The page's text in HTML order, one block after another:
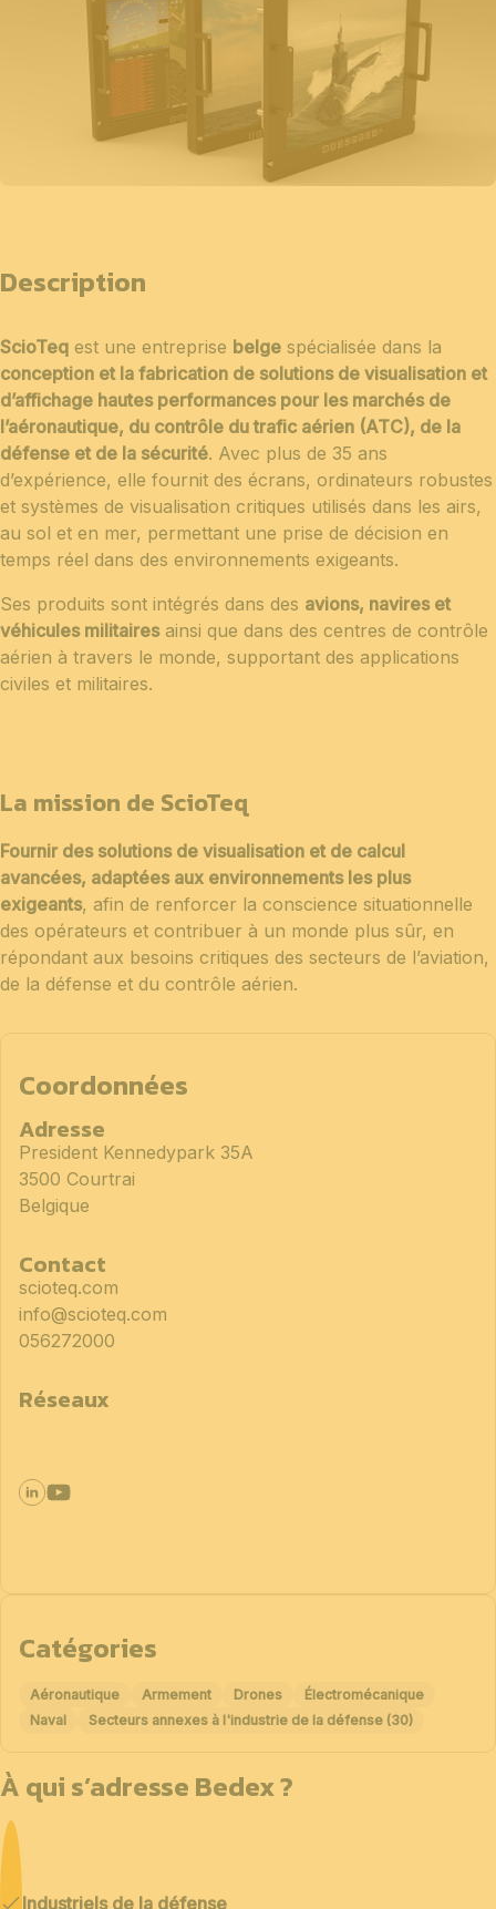
Description
ScioTeq est une entreprise belge spécialisée dans la
conception et la fabrication de solutions de visualisation et
d’affichage hautes performances pour les marchés de
l’aéronautique, du contrôle du trafic aérien (ATC), de la
défense et de la sécurité. Avec plus de 35 ans
d’expérience, elle fournit des écrans, ordinateurs robustes
et systèmes de visualisation critiques utilisés dans les airs,
au sol et en mer, permettant une prise de décision en
temps réel dans des environnements exigeants.
Ses produits sont intégrés dans des avions, navires et
véhicules militairesainsi que dans des centres de contrôle
aérien à travers le monde, supportant des applications
civiles et militaires.
La mission de ScioTeq
Fournir des solutions de visualisation et de calcul
avancées, adaptées aux environnements les plus
exigeants, afin de renforcer la conscience situationnelle
des opérateurs et contribuer à un monde plus sûr, en
répondant aux besoins critiques des secteurs de l’aviation,
de la défense et du contrôle aérien.
Coordonnées
Adresse
President Kennedypark 35A
3500 Courtrai
Belgique
Contact
scioteq.com
info@scioteq.com
056272000
Réseaux
Catégories
Aéronautique Armement Drones
Électromécanique
Naval
Secteurs annexes à l'industrie de la défense (30)
À qui s’adresse Bedex ?
Industriels de la défense